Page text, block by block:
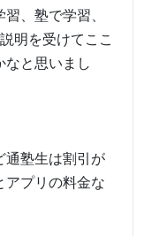
、塾で学習、
明を受けてここ
なと思いまし
通塾生は割引が
アプリの料金な